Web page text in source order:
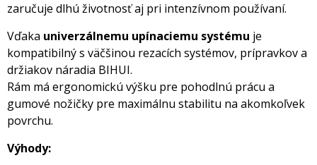
zaručuje dlhú životnosť aj pri intenzívnom používaní.
Vďaka univerzálnemu upínaciemu systému je
kompatibilný s väčšinou rezacích systémov, prípravkov a
držiakov náradia BIHUI.
Rám má ergonomickú výšku pre pohodlnú prácu a
gumové nožičky pre maximálnu stabilitu na akomkoľvek
povrchu.
Výhody: